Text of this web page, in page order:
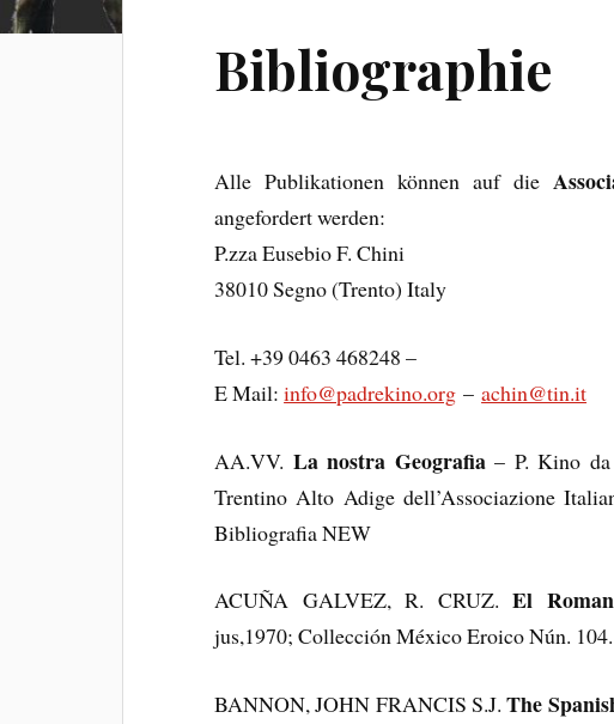
Bibliographie
Alle Publikationen können auf die
angefordert werden:
P.zza Eusebio F. Chini
38010 Segno (Trento) Italy
Tel. +39 0463 468248 –
E Mail:info@padrekino.org –achin@tin.it
AA.VV. La nostra Geografia– P. Kino da
Trentino Alto Adige dell’Associazione
Bibliografia NEW
ACUÑA GALVEZ, R. CRUZ.El
jus,1970; Collección México Eroico Nún. 104.
BANNON, JOHN FRANCIS S.J.The